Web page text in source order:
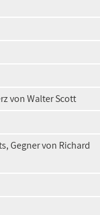
von Walter Scott
Gegner von Richard